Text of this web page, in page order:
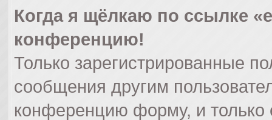
Когда я щёлкаю по ссылке
конференцию!
Только зарегистрированные
сообщения другим
конференцию форму, и только